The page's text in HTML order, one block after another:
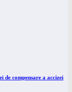
compensare a accizei